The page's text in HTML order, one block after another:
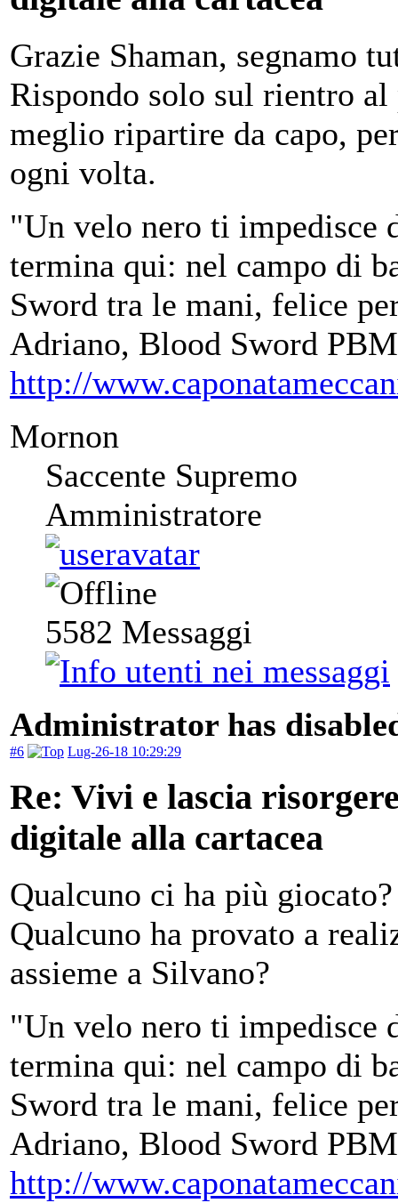
Grazie Shaman, segnamo
Rispondo solo sul rientro al
meglio ripartire da capo,
ogni volta.
"Un velo nero ti impedisce
termina qui: nel campo di
Sword tra le mani, felice
Adriano, Blood Sword PBM
http://
Mornon
Saccente Supremo
Amministratore
5582 Messaggi
Administrator has
#6 Lug-26-18 10:29:29
Re: Vivi e lascia
digitale alla cartacea
Qualcuno ci ha più giocato?
Qualcuno ha provato a
assieme a Silvano?
"Un velo nero ti impedisce
termina qui: nel campo di
Sword tra le mani, felice
Adriano, Blood Sword PBM
http://